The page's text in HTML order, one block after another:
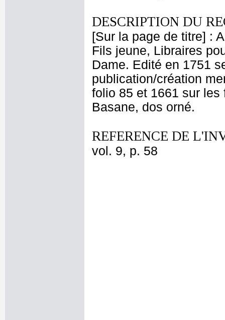
DESCRIPTION DU
[Sur la page de titre] :
Fils jeune, Libraires
Dame. Edité en 1751
publication/création
folio 85 et 1661 sur
Basane, dos orné.
REFERENCE DE
vol. 9, p. 58